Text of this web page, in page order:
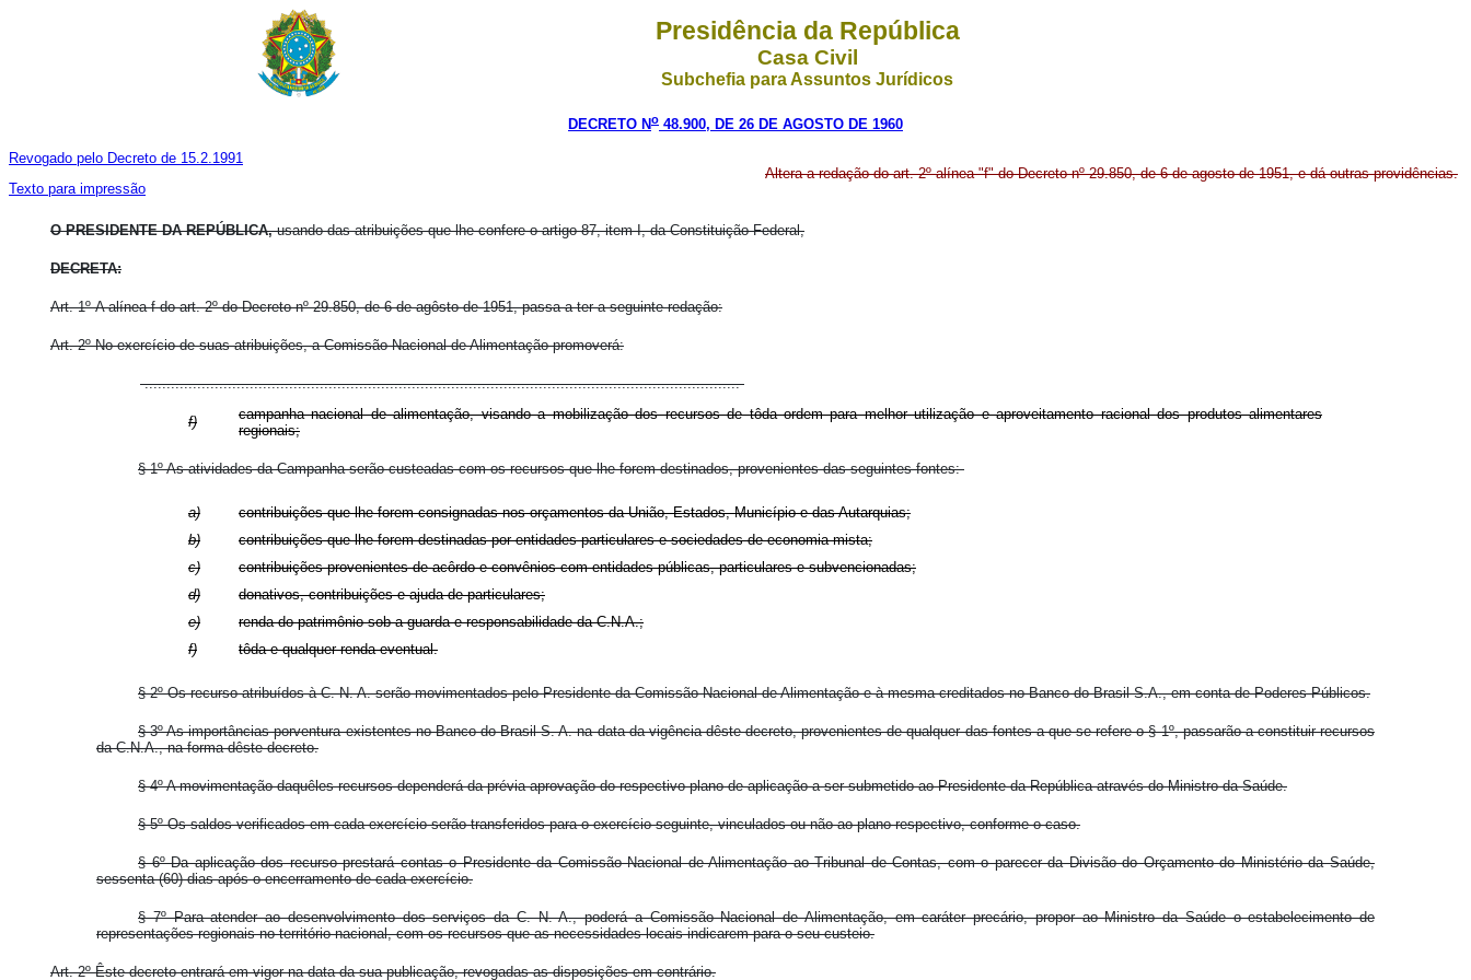
Presidência da República
Casa Civil
Subchefia para Assuntos Jurídicos
DECRETO No 48.900, DE 26 DE AGOSTO DE 1960
Revogado pelo Decreto de 15.2.1991
Texto para impressão
Altera a redação do art. 2º alínea "f" do Decreto nº 29.850, de 6 de agosto de 1951, e dá outras providências.
O PRESIDENTE DA REPÚBLICA,usando das atribuições que lhe confere o artigo 87, item I, da Constituição Federal,
DECRETA:
Art. 1º A alínea f do art. 2º do Decreto nº 29.850, de 6 de agôsto de 1951, passa a ter a seguinte redação:
Art. 2º No exercício de suas atribuições, a Comissão Nacional de Alimentação promoverá:
........................................................................................................................................
f)
campanha nacional de alimentação, visando a mobilização dos recursos de tôda ordem para melhor utilização e aproveitamento racional dos produtos alimentares
regionais;
§ 1º As atividades da Campanha serão custeadas com os recursos que lhe forem destinados, provenientes das seguintes fontes:
a)
contribuições que lhe forem consignadas nos orçamentos da União, Estados, Município e das Autarquias;
b)
contribuições que lhe forem destinadas por entidades particulares e sociedades de economia mista;
c)
contribuições provenientes de acôrdo e convênios com entidades públicas, particulares e subvencionadas;
d)
donativos, contribuições e ajuda de particulares;
e)
renda do patrimônio sob a guarda e responsabilidade da C.N.A.;
f)
tôda e qualquer renda eventual.
§ 2º Os recurso atribuídos à C. N. A. serão movimentados pelo Presidente da Comissão Nacional de Alimentação e à mesma creditados no Banco do Brasil S.A., em conta de Poderes Públicos.
§ 3º As importâncias porventura existentes no Banco do Brasil S. A. na data da vigência dêste decreto, provenientes de qualquer das fontes a que se refere o § 1º, passarão a constituir recursos
da C.N.A., na forma dêste decreto.
§ 4º A movimentação daquêles recursos dependerá da prévia aprovação do respectivo plano de aplicação a ser submetido ao Presidente da República através do Ministro da Saúde.
§ 5º Os saldos verificados em cada exercício serão transferidos para o exercício seguinte, vinculados ou não ao plano respectivo, conforme o caso.
§ 6º Da aplicação dos recurso prestará contas o Presidente da Comissão Nacional de Alimentação ao Tribunal de Contas, com o parecer da Divisão do Orçamento do Ministério da Saúde,
sessenta (60) dias após o encerramento de cada exercício.
§ 7º Para atender ao desenvolvimento dos serviços da C. N. A., poderá a Comissão Nacional de Alimentação, em caráter precário, propor ao Ministro da Saúde o estabelecimento de
representações regionais no território nacional, com os recursos que as necessidades locais indicarem para o seu custeio.
Art. 2º Êste decreto entrará em vigor na data da sua publicação, revogadas as disposições em contrário.